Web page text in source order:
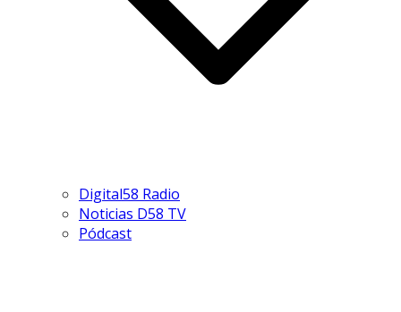
Digital58 Radio
Noticias D58 TV
Pódcast